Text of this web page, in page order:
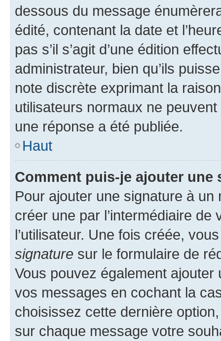
dessous du message
édité, contenant la date et
pas s’il s’agit d’une édition
administrateur, bien qu’ils
note discrète exprimant la
utilisateurs normaux ne
une réponse a été publiée.
Haut
Comment puis-je ajouter une
Pour ajouter une signature à un
créer une par l’intermédiaire
l’utilisateur. Une fois créée,
signature sur le formulaire de
Vous pouvez également
vos messages en cochant la
choisissez cette dernière
sur chaque message votre